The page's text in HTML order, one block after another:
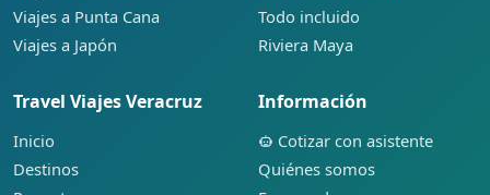
Viajes a Punta Cana
Viajes a Japón
Todo incluido
Riviera Maya
Travel Viajes Veracruz
Inicio
Destinos
Información
Cotizar con asistente
Quiénes somos